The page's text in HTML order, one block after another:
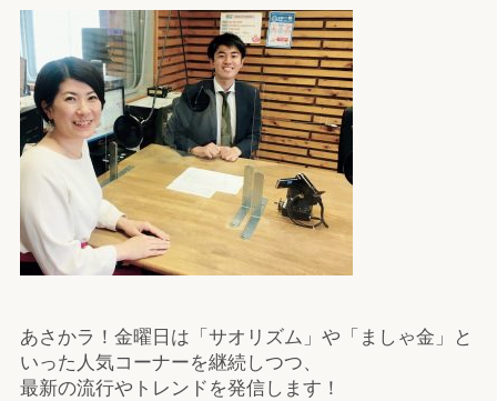
あさかラ！金曜日は「サオリズム」や「ましゃ金」と
いった人気コーナーを継続しつつ、
最新の流行やトレンドを発信します！